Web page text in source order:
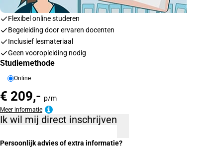
Flexibel online studeren
Begeleiding door ervaren docenten
Inclusief lesmateriaal
Geen vooropleiding nodig
Studiemethode
Online
€ 209,- p/m
Meer informatie
Ik wil mij direct inschrijven
Persoonlijk advies of extra informatie?